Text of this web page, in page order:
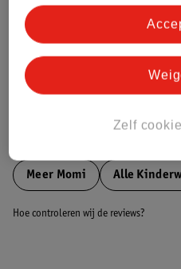
Meer
Bestel &
Meer Momi Alle
Hoe controleren wij de reviews?
Zelf